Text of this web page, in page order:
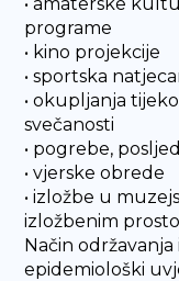
programe
• kino projekcije
• sportska
• okupljanja
svečanosti
• pogrebe,
• vjerske obrede
• izložbe u
izložbenim
Način
epidemiološki